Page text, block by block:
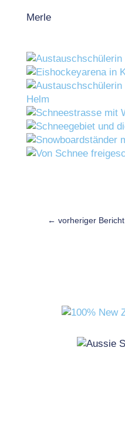
Merle
← vorheriger Bericht